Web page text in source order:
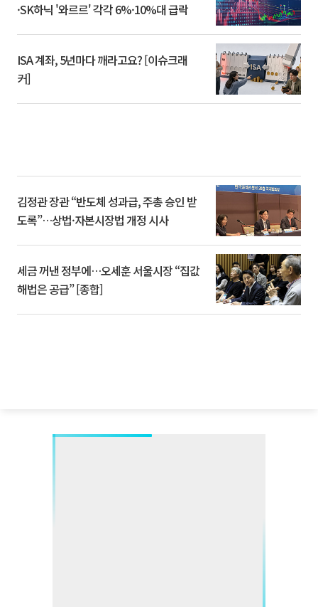
·SK하닉 '와르르' 각각 6%·10%대 급락
ISA 계좌, 5년마다 깨라고요? [이슈크래
커]
김정관 장관 “반도체 성과급, 주총 승인 받
도록”…상법·자본시장법 개정 시사
세금 꺼낸 정부에…오세훈 서울시장 “집값
해법은 공급” [종합]